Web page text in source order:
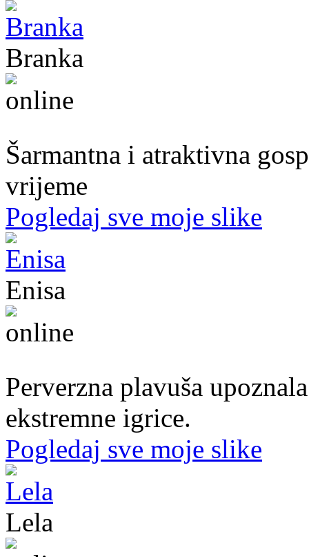
Branka
Šarmantna i atraktivna
vrijeme
Pogledaj sve moje slike
Enisa
Perverzna plavuša
ekstremne igrice.
Pogledaj sve moje slike
Lela